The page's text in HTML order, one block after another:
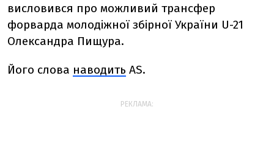
висловився про можливий трансфер
форварда молодіжної збірної України U-21
Олександра Пищура.
Його слова наводить AS.
РЕКЛАМА: